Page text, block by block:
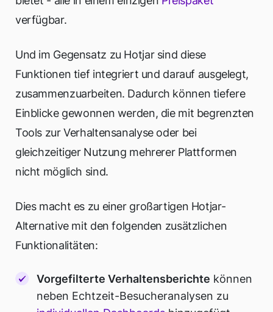
verfügbar.
Und im Gegensatz zu Hotjar sind diese
Funktionen tief integriert und darauf ausgelegt,
zusammenzuarbeiten. Dadurch können tiefere
Einblicke gewonnen werden, die mit begrenzten
Tools zur Verhaltensanalyse oder bei
gleichzeitiger Nutzung mehrerer Plattformen
nicht möglich sind.
Dies macht es zu einer großartigen Hotjar-
Alternative mit den folgenden zusätzlichen
Funktionalitäten:
Vorgefilterte Verhaltensberichte können
neben Echtzeit-Besucheranalysen zu